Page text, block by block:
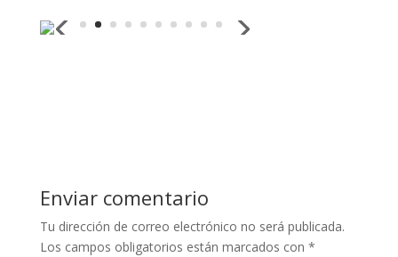
Enviar comentario
Tu dirección de correo electrónico no será publicada.
Los campos obligatorios están marcados con *